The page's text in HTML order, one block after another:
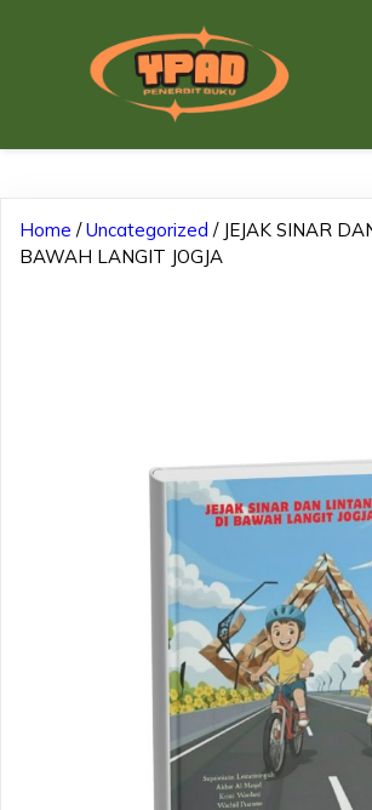
Home /Uncategorized / JEJAK SINAR
BAWAH LANGIT JOGJA